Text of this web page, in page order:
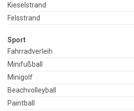
Kieselstrand
Felsstrand
Sport
Fahrradverleih
Minifußball
Minigolf
Beachvolleyball
Paintball